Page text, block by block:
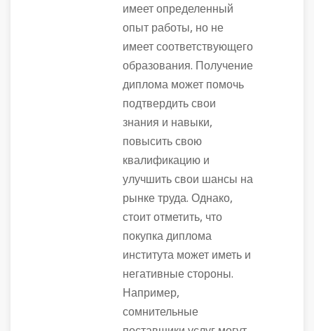
имеет определенный
опыт работы, но не
имеет соответствующего
образования. Получение
диплома может помочь
подтвердить свои
знания и навыки,
повысить свою
квалификацию и
улучшить свои шансы на
рынке труда. Однако,
стоит отметить, что
покупка диплома
института может иметь и
негативные стороны.
Например,
сомнительные